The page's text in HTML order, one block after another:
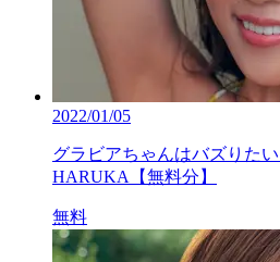
2022/01/05
グラビアちゃんはバズりた
HARUKA【無料分】
無料